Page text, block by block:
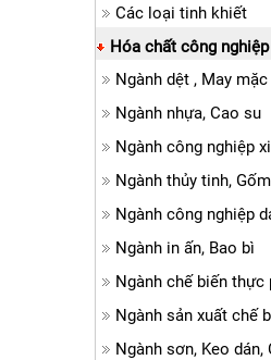
Các loại tinh khiết
Hóa chất công nghiệp
Ngành dệt , May mặc
Ngành nhựa, Cao su
Ngành công nghiệp
Ngành thủy tinh,
Ngành công nghiệp
Ngành in ấn, Bao bì
Ngành chế biến thực
Ngành sản xuất chế
Ngành sơn, Keo dán,